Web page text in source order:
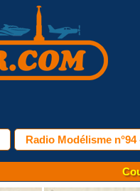
Radio Modélisme